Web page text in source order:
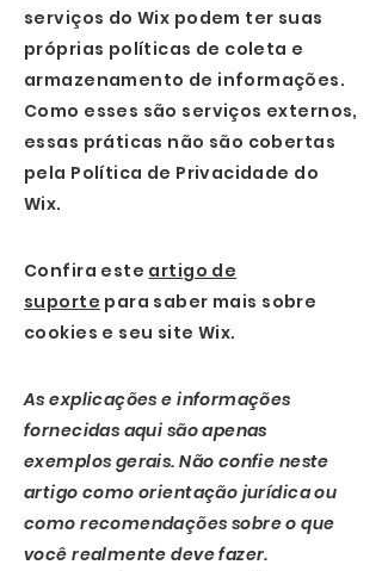
serviços do Wix podem ter suas
próprias políticas de coleta e
armazenamento de informações.
Como esses são serviços externos,
essas práticas não são cobertas
pela Política de Privacidade do
Wix.
Confira este artigo de
suporte para saber mais sobre
cookies e seu site Wix.
As explicações e informações
fornecidas aqui são apenas
exemplos gerais. Não confie neste
artigo como orientação jurídica ou
como recomendações sobre o que
você realmente deve fazer.